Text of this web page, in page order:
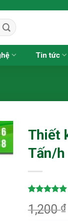
Tin tức
Thiết
Tấn/h
dựa trên
đánh giá
1,200₫